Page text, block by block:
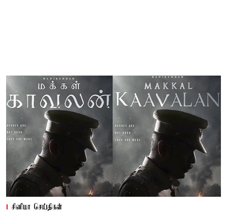
சினிமா செய்திகள்